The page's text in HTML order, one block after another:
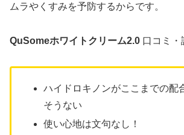
ムラやくすみを予防するからです。
QuSomeホワイトクリーム2.0 口コミ・
ハイドロキノンがここまでの配
そうない
使い心地は文句なし！